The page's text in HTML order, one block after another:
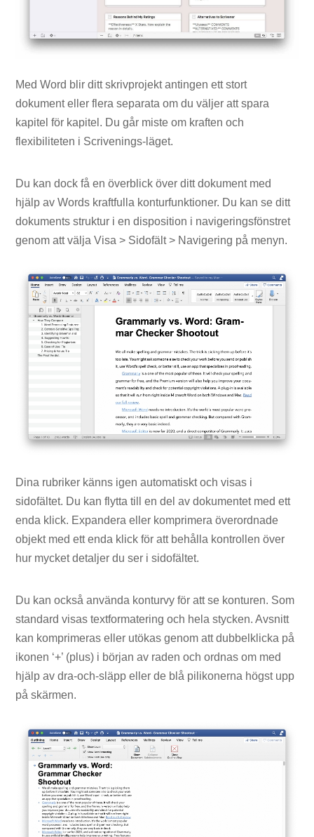
Med Word blir ditt skrivprojekt antingen ett stort
dokument eller flera separata om du väljer att spara
kapitel för kapitel. Du går miste om kraften och
flexibiliteten i Scrivenings-läget.
Du kan dock få en överblick över ditt dokument med
hjälp av Words kraftfulla konturfunktioner. Du kan se ditt
dokuments struktur i en disposition i navigeringsfönstret
genom att välja Visa > Sidofält > Navigering på menyn.
Dina rubriker känns igen automatiskt och visas i
sidofältet. Du kan flytta till en del av dokumentet med ett
enda klick. Expandera eller komprimera överordnade
objekt med ett enda klick för att behålla kontrollen över
hur mycket detaljer du ser i sidofältet.
Du kan också använda konturvy för att se konturen. Som
standard visas textformatering och hela stycken. Avsnitt
kan komprimeras eller utökas genom att dubbelklicka på
ikonen ‘+’ (plus) i början av raden och ordnas om med
hjälp av dra-och-släpp eller de blå pilikonerna högst upp
på skärmen.